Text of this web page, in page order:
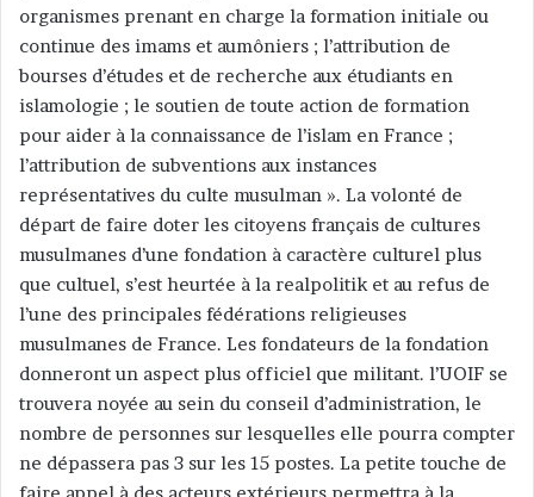
o
u
r
r
organismes prenant en charge la formation initiale ou
continue des imams et aumôniers ; l’attribution de
bourses d’études et de recherche aux étudiants en
islamologie ; le soutien de toute action de formation
pour aider à la connaissance de l’islam en France ;
l’attribution de subventions aux instances
représentatives du culte musulman ». La volonté de
départ de faire doter les citoyens français de cultures
musulmanes d’une fondation à caractère culturel plus
que cultuel, s’est heurtée à la realpolitik et au refus de
l’une des principales fédérations religieuses
musulmanes de France. Les fondateurs de la fondation
donneront un aspect plus officiel que militant. l’UOIF se
trouvera noyée au sein du conseil d’administration, le
nombre de personnes sur lesquelles elle pourra compter
ne dépassera pas 3 sur les 15 postes. La petite touche de